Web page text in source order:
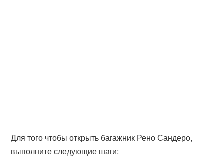
Для того чтобы открыть багажник Рено Сандеро,
выполните следующие шаги: